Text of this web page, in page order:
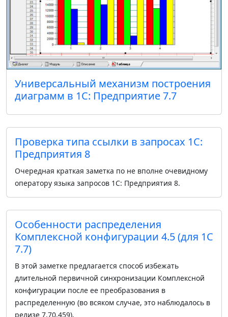
Универсальный механизм построения
диаграмм в 1С: Предприятие 7.7
Проверка типа ссылки в запросах 1С:
Предприятия 8
Очередная краткая заметка по не вполне очевидному
оператору языка запросов 1С: Предприятия 8.
Особенности распределения
Комплексной конфигурации 4.5 (для 1С
7.7)
В этой заметке предлагается способ избежать
длительной первичной синхронизации Комплексной
конфигурации после ее преобразования в
распределенную (во всяком случае, это наблюдалось в
релизе 7.70.459).